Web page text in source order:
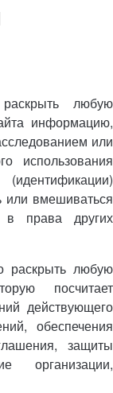
любую
информацию,
или
использования
или вмешиваться
права других
раскрыть любую
посчитает
действующего
обеспечения
защиты
организации,